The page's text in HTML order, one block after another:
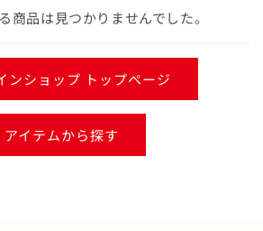
商品は見つかりませんでした。
ンショップ トップページ
アイテムから探す